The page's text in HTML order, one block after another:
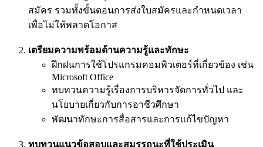
สมัคร รวมทั้งขั้นตอนการส่งใบสมัครและกำหนดเวลา
เพื่อไม่ให้พลาดโอกาส
เตรียมความพร้อมด้านความรู้และทักษะ
ฝึกฝนการใช้โปรแกรมคอมพิวเตอร์ที่เกี่ยวข้อง เช่น
Microsoft Office
ทบทวนความรู้เรื่องการบริหารจัดการทั่วไป และ
นโยบายเกี่ยวกับการอาชีวศึกษา
พัฒนาทักษะการสื่อสารและการแก้ไขปัญหา
ทบทวนแนวข้อสอบและสมรรถนะที่ใช้ประเมิน